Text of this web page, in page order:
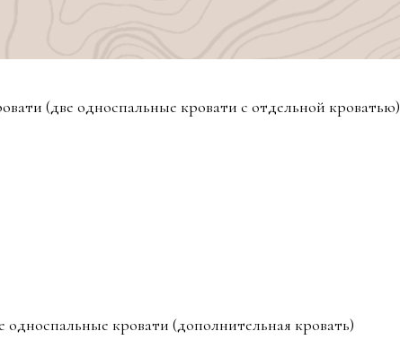
(две односпальные кровати с отдельной кроватью)
односпальные кровати (дополнительная кровать)